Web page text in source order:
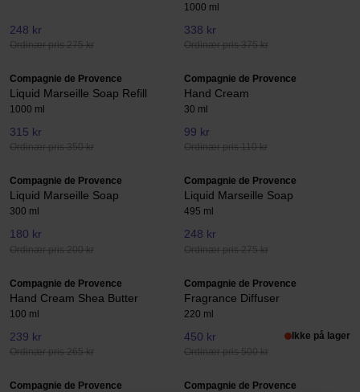
248 kr
Ordinær pris 275 kr
1000 ml
338 kr
Ordinær pris 375 kr
Compagnie de Provence
Liquid Marseille Soap Refill
1000 ml
315 kr
Ordinær pris 350 kr
Compagnie de Provence
Hand Cream
30 ml
99 kr
Ordinær pris 110 kr
Compagnie de Provence
Liquid Marseille Soap
300 ml
180 kr
Ordinær pris 200 kr
Compagnie de Provence
Liquid Marseille Soap
495 ml
248 kr
Ordinær pris 275 kr
Compagnie de Provence
Hand Cream Shea Butter
100 ml
239 kr
Ordinær pris 265 kr
Compagnie de Provence
Fragrance Diffuser
220 ml
450 kr
Ordinær pris 500 kr
Ikke på lager
Compagnie de Provence Compagnie de Provence